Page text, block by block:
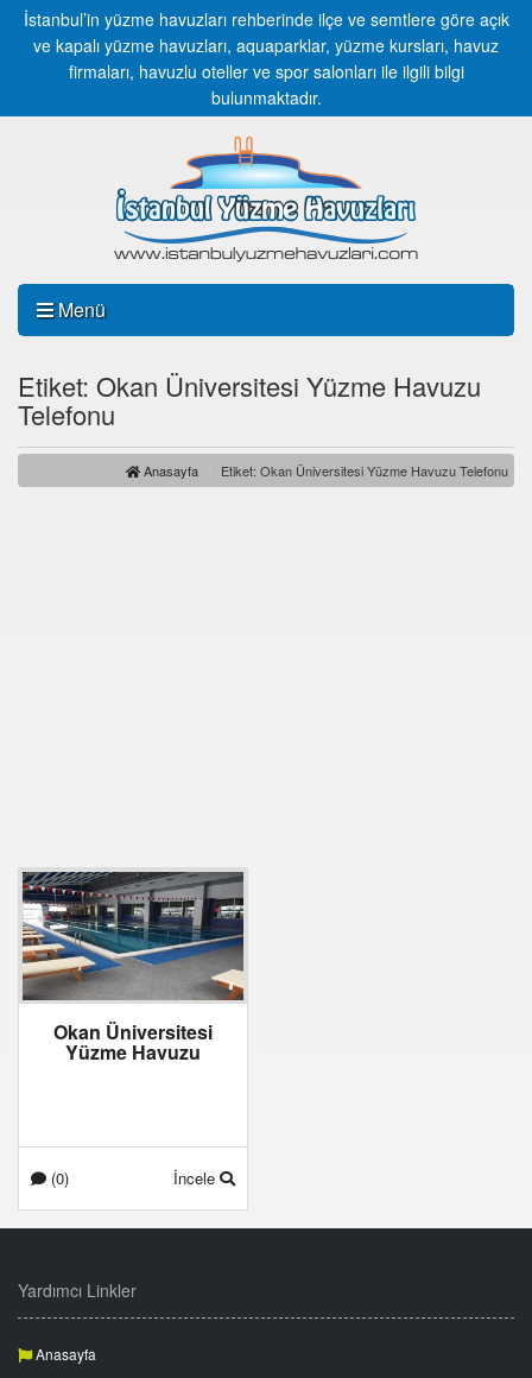
İstanbul’in yüzme havuzları rehberinde ilçe ve semtlere göre açık
ve kapalı yüzme havuzları, aquaparklar, yüzme kursları, havuz
firmaları, havuzlu oteller ve spor salonları ile ilgili bilgi
bulunmaktadır.
Menü
Etiket: Okan Üniversitesi Yüzme Havuzu
Telefonu
Anasayfa Etiket: Okan Üniversitesi Yüzme Havuzu Telefonu
Okan Üniversitesi
Yüzme Havuzu
(0) İncele
Yardımcı Linkler
Anasayfa